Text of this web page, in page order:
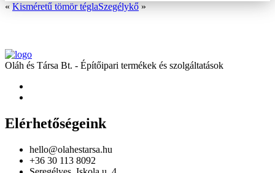
« Kisméretű tömör téglaSzegélykő »
Oláh és Társa Bt. - Építőipari termékek és szolgáltatások
Elérhetőségeink
hello@olahestarsa.hu
+36 30 113 8092